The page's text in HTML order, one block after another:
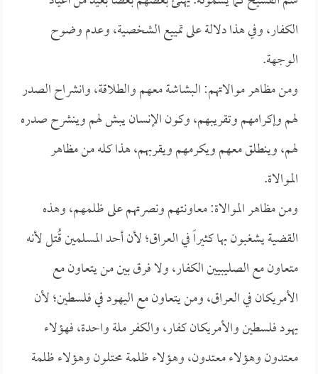
الكفار، وفي هذا دلالة على تمييع الشخصية، وعدم وضوح
الوجهة.
ومن مظاهر موالاتهم: البشاشة معهم والطلاقة، وانشراح الصدر
لهم وإكرامهم وتقريبهم، وكون الإنسان يبش لهم وينشرح صدره
لهم، وينطلق معهم ويكرمهم ويقربهم، هذا كله من مظاهر
الموالاة.
ومن مظاهر الموالاة: معاونتهم ونصرتهم على ظلمهم، وهذه
القضية يشغبون بها كثيراً في العراق؛ لأن أحد المسلمين قُتل لأنه
متعاون مع الصليبيين الكفار، ولا فرق بين من يتعاون مع
الأمريكان في العراق، ومن يتعاون مع اليهود في فلسطين؛ لأن
يهود فلسطين والأمريكان كفار، والكفر ملة واحدة، فهؤلاء
معتدون وهؤلاء معتدون، وهؤلاء ظلمة محتلون وهؤلاء ظلمة